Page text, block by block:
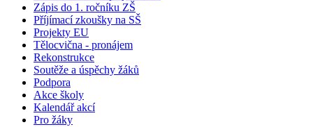
Zápis do 1. ročníku ZŠ
Příjímací zkoušky na SŠ
Projekty EU
Tělocvična - pronájem
Rekonstrukce
Soutěže a úspěchy žáků
Podpora
Akce školy
Kalendář akcí
Pro žáky